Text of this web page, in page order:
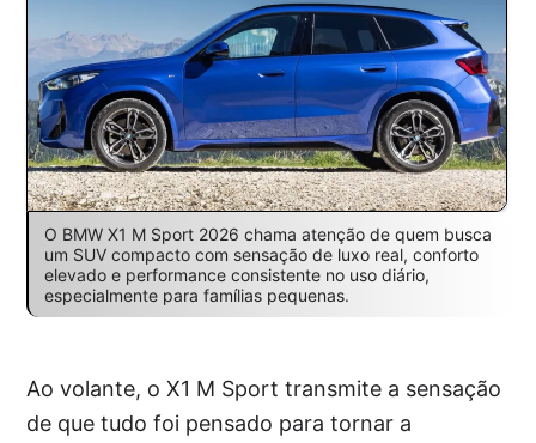
O BMW X1 M Sport 2026 chama atenção de quem busca
um SUV compacto com sensação de luxo real, conforto
elevado e performance consistente no uso diário,
especialmente para famílias pequenas.
Ao volante, o X1 M Sport transmite a sensação
de que tudo foi pensado para tornar a